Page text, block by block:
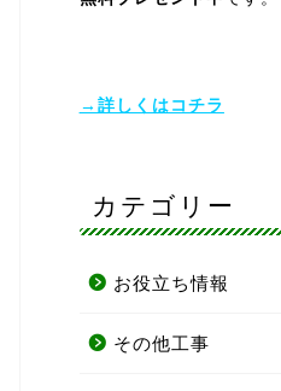
→詳しくはコチラ
カテゴリー
お役立ち情報
その他工事